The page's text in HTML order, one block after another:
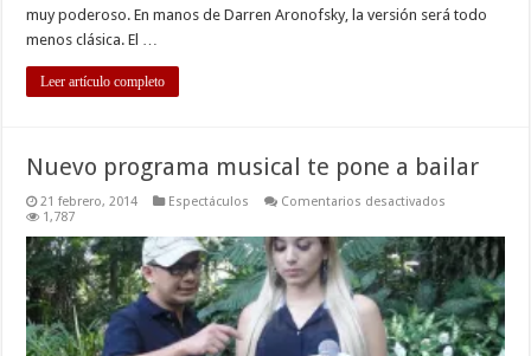
muy poderoso. En manos de Darren Aronofsky, la versión será todo
menos clásica. El …
Leer artículo completo
Nuevo programa musical te pone a bailar
21 febrero, 2014 Espectáculos Comentarios desactivados
musical
te
pone
a
bailar
1,787